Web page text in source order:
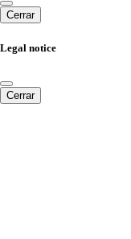
Cerrar
Legal notice
Cerrar